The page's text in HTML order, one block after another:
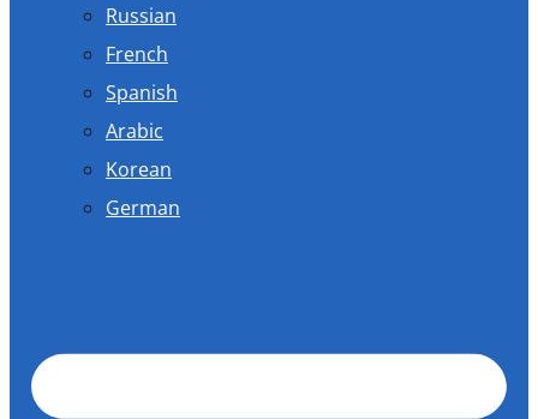
Russian
French
Spanish
Arabic
Korean
German